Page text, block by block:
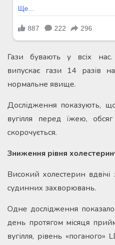
Гази бувають у всіх
випускає гази 14 разів
нормальне явище.
Дослідження показують,
вугілля перед їжею,
скорочується.
Зниження рівня
Високий холестерин
судинних захворювань.
Одне дослідження
день протягом місяця
вугілля, рівень «поганого»